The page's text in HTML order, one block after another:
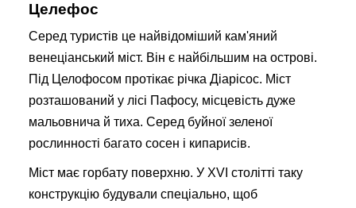
Целефос
Серед туристів це найвідоміший кам'яний
венеціанський міст. Він є найбільшим на острові.
Під Целофосом протікає річка Діарісос. Міст
розташований у лісі Пафосу, місцевість дуже
мальовнича й тиха. Серед буйної зеленої
рослинності багато сосен і кипарисів.
Міст має горбату поверхню. У XVI столітті таку
конструкцію будували спеціально, щоб